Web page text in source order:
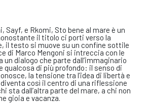
e Rkomi, Sto bene al mare è un
il titolo ci porti verso la
il testo si muove su un confine sottile
di Marco Mengoni si intreccia con le
dialogo che parte dall’immaginario
di più profondo: il senso di
la tensione tra l’idea di libertà e
così il centro di una riflessione
sta dall’altra parte del mare, a chi non
gioia e vacanza.